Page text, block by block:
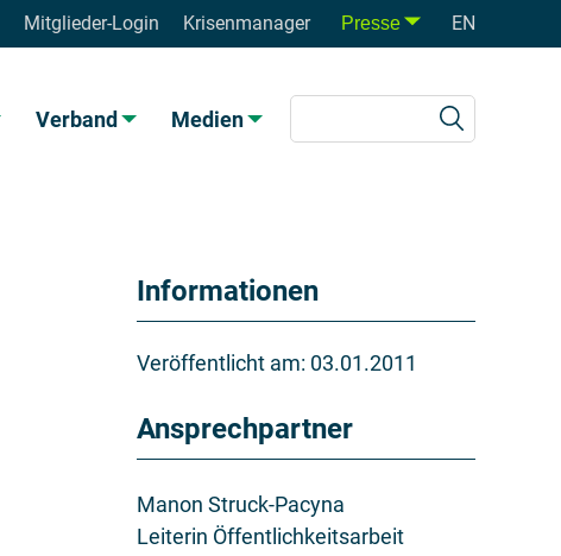
Mitglieder-Login Krisenmanager Presse EN
Verband Medien
Informationen
Veröffentlicht am: 03.01.2011
Ansprechpartner
Manon Struck-Pacyna
Leiterin Öffentlichkeitsarbeit